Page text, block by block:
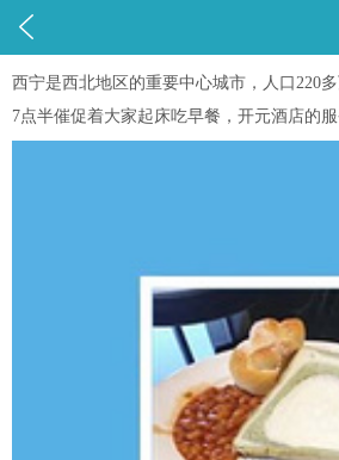

西宁是西北地区的重要中心城市，人口220
7点半催促着大家起床吃早餐，开元酒店的